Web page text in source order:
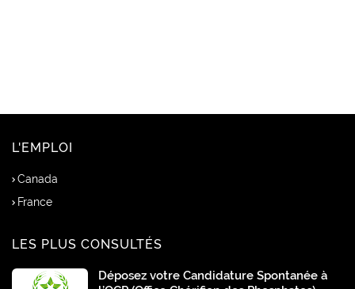
L'EMPLOI
Canada
France
LES PLUS CONSULTÉS
Déposez votre Candidature Spontanée à